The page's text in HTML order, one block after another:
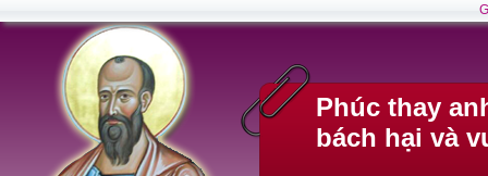
Phúc thay
bách hại và